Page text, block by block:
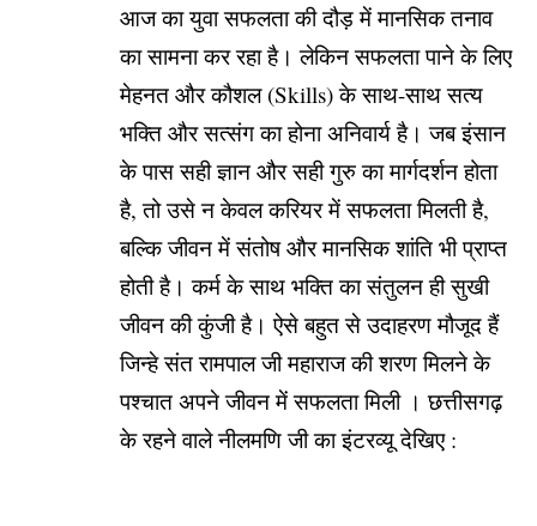
​आज का युवा सफलता की दौड़ में मानसिक तनाव
का सामना कर रहा है। लेकिन सफलता पाने के लिए
मेहनत और कौशल (Skills) के साथ-साथ सत्य
भक्ति और सत्संग का होना अनिवार्य है। जब इंसान
के पास सही ज्ञान और सही गुरु का मार्गदर्शन होता
है, तो उसे न केवल करियर में सफलता मिलती है,
बल्कि जीवन में संतोष और मानसिक शांति भी प्राप्त
होती है। कर्म के साथ भक्ति का संतुलन ही सुखी
जीवन की कुंजी है। ऐसे बहुत से उदाहरण मौजूद हैं
जिन्हे संत रामपाल जी महाराज की शरण मिलने के
पश्चात अपने जीवन में सफलता मिली ।छत्तीसगढ़
के रहने वाले नीलमणि जी का इंटरव्यू देखिए: